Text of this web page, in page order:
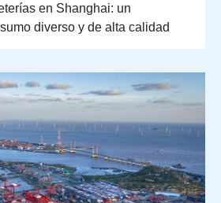
en Shanghai: un
diverso y de alta calidad